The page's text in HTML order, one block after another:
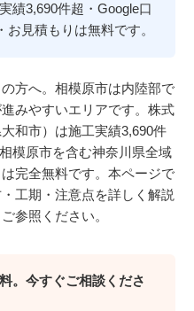
績3,690件超・Google口
見積もりは無料です。
方へ。相模原市は内陸部で
みやすいエリアです。株式
和市）は施工実績3,690件
模原市を含む神奈川県全域
完全無料です。本ページで
工期・注意点を詳しく解説
ご参照ください。
。今すぐご相談くださ